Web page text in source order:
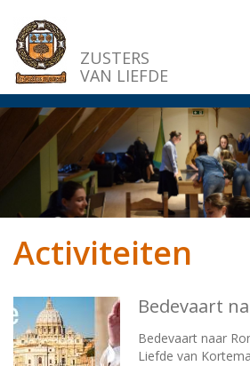
Overslaan
naar
inhoud
gaan
ZUSTERS
VAN LIEFDE
Activiteiten
Bedevaart
Bedevaart naar
Liefde van